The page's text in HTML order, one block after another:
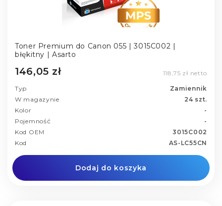
Toner Premium do Canon 055 | 3015C002 |
błękitny | Asarto
146,05 zł 118,75 zł netto
Typ
Zamiennik
W magazynie
24 szt.
Kolor
-
Pojemność
-
Kod OEM
3015C002
Kod
AS-LC55CN
Dodaj do koszyka